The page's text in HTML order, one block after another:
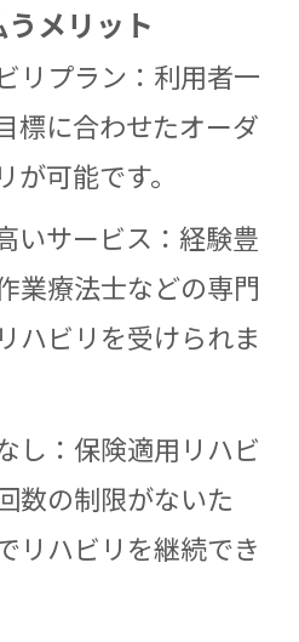
メリット
リプラン：利用者一
標に合わせたオーダ
可能です。
いサービス：経験豊
業療法士などの専門
ハビリを受けられま
し：保険適用リハビ
数の制限がないた
リハビリを継続でき